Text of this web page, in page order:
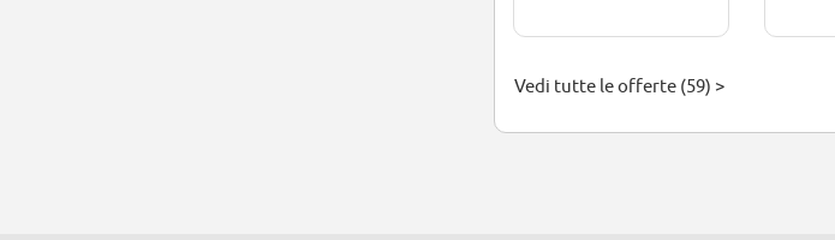
Vedi tutte le offerte (59) >